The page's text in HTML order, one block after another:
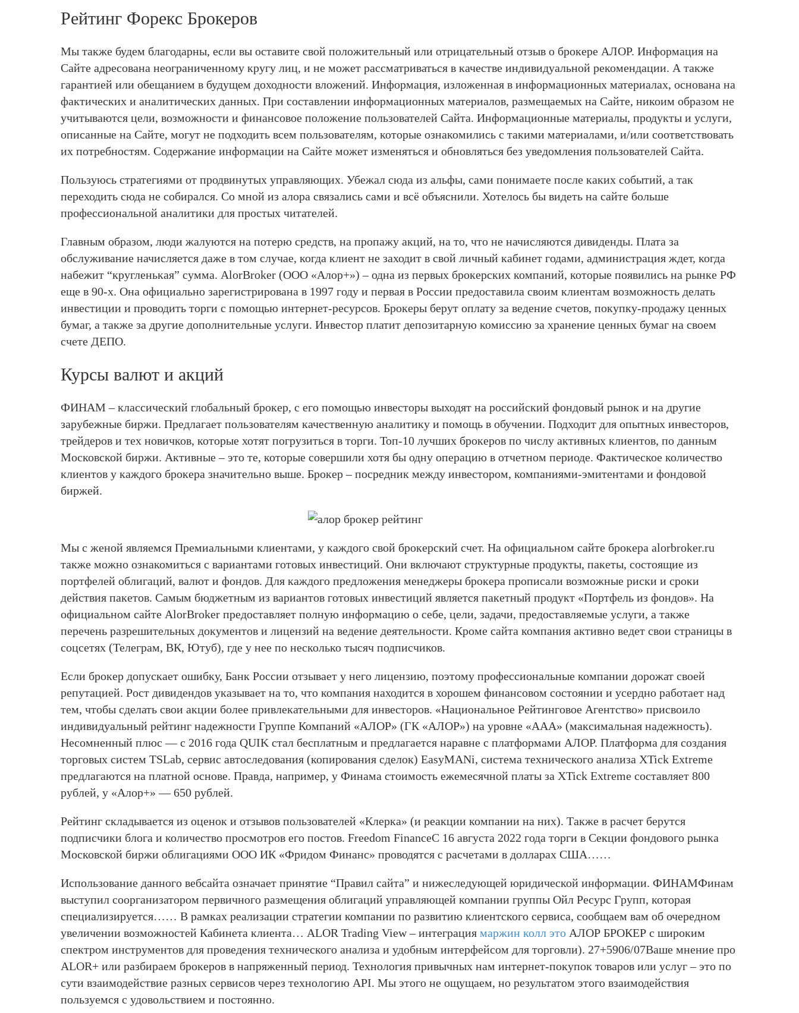
Рейтинг Форекс Брокеров
Мы также будем благодарны, если вы оставите свой положительный или отрицательный отзыв о брокере АЛОР. Информация на
Сайте адресована неограниченному кругу лиц, и не может рассматриваться в качестве индивидуальной рекомендации. А также
гарантией или обещанием в будущем доходности вложений. Информация, изложенная в информационных материалах, основана на
фактических и аналитических данных. При составлении информационных материалов, размещаемых на Сайте, никоим образом не
учитываются цели, возможности и финансовое положение пользователей Сайта. Информационные материалы, продукты и услуги,
описанные на Сайте, могут не подходить всем пользователям, которые ознакомились с такими материалами, и/или соответствовать
их потребностям. Содержание информации на Сайте может изменяться и обновляться без уведомления пользователей Сайта.
Пользуюсь стратегиями от продвинутых управляющих. Убежал сюда из альфы, сами понимаете после каких событий, а так
переходить сюда не собирался. Со мной из алора связались сами и всё объяснили. Хотелось бы видеть на сайте больше
профессиональной аналитики для простых читателей.
Главным образом, люди жалуются на потерю средств, на пропажу акций, на то, что не начисляются дивиденды. Плата за
обслуживание начисляется даже в том случае, когда клиент не заходит в свой личный кабинет годами, администрация ждет, когда
набежит “кругленькая” сумма. AlorBroker (ООО «Алор+») – одна из первых брокерских компаний, которые появились на рынке РФ
еще в 90-х. Она официально зарегистрирована в 1997 году и первая в России предоставила своим клиентам возможность делать
инвестиции и проводить торги с помощью интернет-ресурсов. Брокеры берут оплату за ведение счетов, покупку-продажу ценных
бумаг, а также за другие дополнительные услуги. Инвестор платит депозитарную комиссию за хранение ценных бумаг на своем
счете ДЕПО.
Курсы валют и акций
ФИНАМ – классический глобальный брокер, с его помощью инвесторы выходят на российский фондовый рынок и на другие
зарубежные биржи. Предлагает пользователям качественную аналитику и помощь в обучении. Подходит для опытных инвесторов,
трейдеров и тех новичков, которые хотят погрузиться в торги. Топ-10 лучших брокеров по числу активных клиентов, по данным
Московской биржи. Активные – это те, которые совершили хотя бы одну операцию в отчетном периоде. Фактическое количество
клиентов у каждого брокера значительно выше. Брокер – посредник между инвестором, компаниями-эмитентами и фондовой
биржей.
Мы с женой являемся Премиальными клиентами, у каждого свой брокерский счет. На официальном сайте брокера alorbroker.ru
также можно ознакомиться с вариантами готовых инвестиций. Они включают структурные продукты, пакеты, состоящие из
портфелей облигаций, валют и фондов. Для каждого предложения менеджеры брокера прописали возможные риски и сроки
действия пакетов. Самым бюджетным из вариантов готовых инвестиций является пакетный продукт «Портфель из фондов». На
официальном сайте AlorBroker предоставляет полную информацию о себе, цели, задачи, предоставляемые услуги, а также
перечень разрешительных документов и лицензий на ведение деятельности. Кроме сайта компания активно ведет свои страницы в
соцсетях (Телеграм, ВК, Ютуб), где у нее по несколько тысяч подписчиков.
Если брокер допускает ошибку, Банк России отзывает у него лицензию, поэтому профессиональные компании дорожат своей
репутацией. Рост дивидендов указывает на то, что компания находится в хорошем финансовом состоянии и усердно работает над
тем, чтобы сделать свои акции более привлекательными для инвесторов. «Национальное Рейтинговое Агентство» присвоило
индивидуальный рейтинг надежности Группе Компаний «АЛОР» (ГК «АЛОР») на уровне «ААА» (максимальная надежность).
Несомненный плюс — с 2016 года QUIK стал бесплатным и предлагается наравне с платформами АЛОР. Платформа для создания
торговых систем TSLab, сервис автоследования (копирования сделок) EasyMANi, система технического анализа XTick Extreme
предлагаются на платной основе. Правда, например, у Финама стоимость ежемесячной платы за XTick Extreme составляет 800
рублей, у «Алор+» — 650 рублей.
Рейтинг складывается из оценок и отзывов пользователей «Клерка» (и реакции компании на них). Также в расчет берутся
подписчики блога и количество просмотров его постов. Freedom FinanceС 16 августа 2022 года торги в Секции фондового рынка
Московской биржи облигациями ООО ИК «Фридом Финанс» проводятся с расчетами в долларах США……
Использование данного вебсайта означает принятие “Правил сайта” и нижеследующей юридической информации. ФИНАМФинам
выступил соорганизатором первичного размещения облигаций управляющей компании группы Ойл Ресурс Групп, которая
специализируется…… В рамках реализации стратегии компании по развитию клиентского сервиса, сообщаем вам об очередном
увеличении возможностей Кабинета клиента… ALOR Trading View – интеграция маржин колл это АЛОР БРОКЕР с широким
спектром инструментов для проведения технического анализа и удобным интерфейсом для торговли). 27+5906/07Ваше мнение про
ALOR+ или разбираем брокеров в напряженный период. Технология привычных нам интернет-покупок товаров или услуг – это по
сути взаимодействие разных сервисов через технологию API. Мы этого не ощущаем, но результатом этого взаимодействия
пользуемся с удовольствием и постоянно.